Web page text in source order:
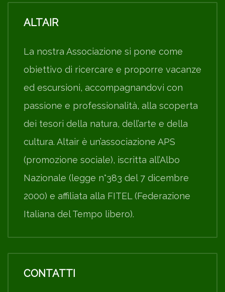
ALTAIR
La nostra Associazione si pone come
obiettivo di ricercare e proporre vacanze
ed escursioni, accompagnandovi con
passione e professionalità, alla scoperta
dei tesori della natura, dell’arte e della
cultura. Altair è un’associazione APS
(promozione sociale), iscritta all’Albo
Nazionale (legge n°383 del 7 dicembre
2000) e affiliata alla FITEL (Federazione
Italiana del Tempo libero).
CONTATTI